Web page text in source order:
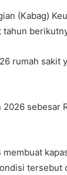
(Kabag)
tahun
rumah
sebesar